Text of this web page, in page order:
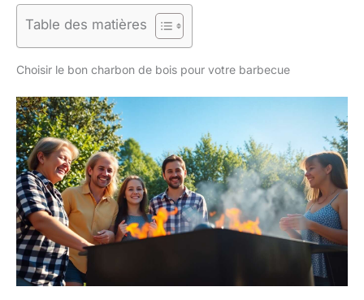
Table des matières
Choisir le bon charbon de bois pour votre barbecue